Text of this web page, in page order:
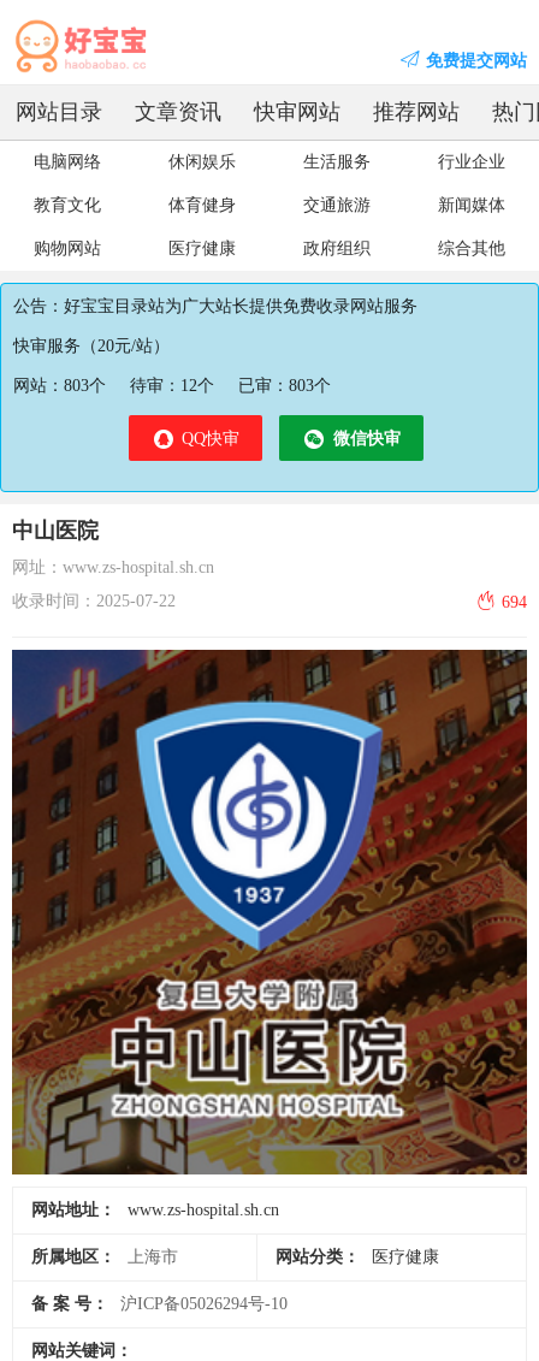
免费提交网站
网站目录 文章资讯 快审网站 推荐网站 热
电脑网络 休闲娱乐 生活服务 行业企业
教育文化 体育健身 交通旅游 新闻媒体
购物网站 医疗健康 政府组织 综合其他
公告：好宝宝目录站为广大站长提供免费收录网站服务
快审服务（20元/站）
网站： 803个 待审： 12个 已审： 803个
QQ快审 微信快审
中山医院
网址：www.zs-hospital.sh.cn
收录时间：2025-07-22
694
网站地址： www.zs-hospital.sh.cn
所属地区： 上海市 网站分类： 医疗健康
备 案 号： 沪ICP备05026294号-10
网站关键词：